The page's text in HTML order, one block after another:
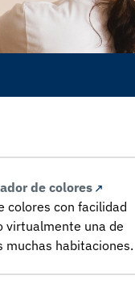
de colores
colores con facilidad
virtualmente una de
muchas habitaciones.